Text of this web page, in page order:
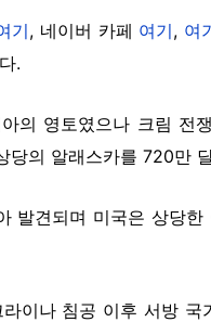
기, 네이버 카페 여기, 여
.
의 영토였으나 크림 전
당의 알래스카를 720만
발견되며 미국은 상당
이나 침공 이후 서방